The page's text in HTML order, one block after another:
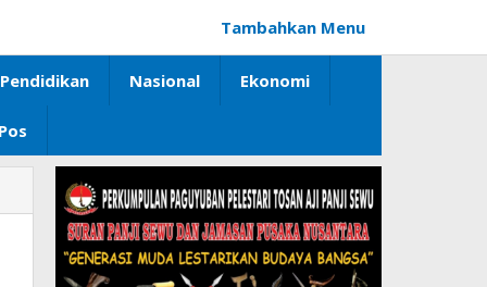
Tambahkan Menu
Pendidikan Nasional Ekonomi